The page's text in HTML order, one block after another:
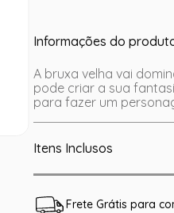
Informações do
A bruxa velha vai
pode criar a sua
para fazer um
Itens Inclusos
Frete Grátis para